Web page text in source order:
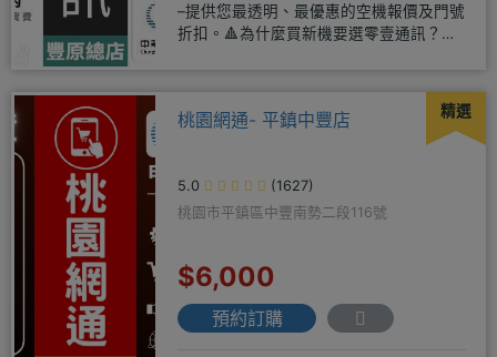
–提供您最透明、最優惠的空機報價及門號
折扣。🔺為什麼買新機要選零壹通訊？
精選
桃園網通- 平鎮中豐店
5.0
(1627)
桃園市平鎮區中豐南勢二段116號
$6,000
預約訂購